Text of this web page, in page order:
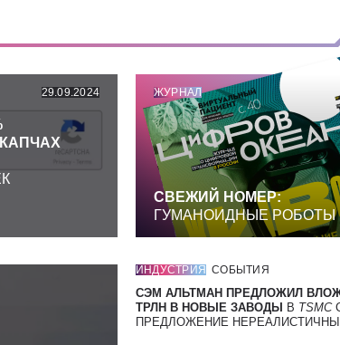
29.09.2024 ЖУРНАЛ
СВЕЖИЙ НОМЕР:
ГУМАНОИДНЫЕ РОБОТЫ
ИНДУСТРИЯ СОБЫТИЯ
СЭМ АЛЬТМАН ПРЕДЛОЖИЛ
ТРЛН В НОВЫЕ ЗАВОДЫ
В TSMC
ПРЕДЛОЖЕНИЕ